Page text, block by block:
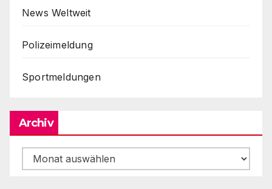
News Weltweit
Polizeimeldung
Sportmeldungen
Archiv
Archiv